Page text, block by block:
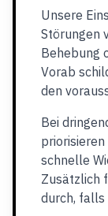
Unsere
Störungen
Behebung
Vorab
den
Bei
schnelle
Zusätzlich
durch,